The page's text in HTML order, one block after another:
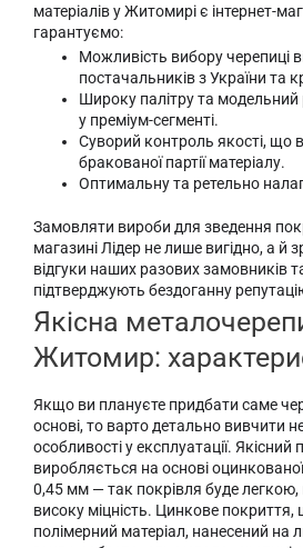
матеріалів у Житомирі є інтернет-
гарантуємо:
Можливість вибору черепиці
постачальників з України та
Широку палітру та модельний
у преміум-сегменті.
Суворий контроль якості, що
бракованої партії матеріалу.
Оптимальну та ретельно
Замовляти вироби для зведення
магазині Лідер не лише вигідно, а й
відгуки наших разових замовників
підтверджують бездоганну
Якісна
Житомир:
Якщо ви плануєте придбати саме
основі, то варто детально вивчити
особливості у експлуатації. Якісний
виробляється на основі
0,45 мм — так покрівля буде
високу міцність. Цинкове
полімерний матеріал, нанесений на